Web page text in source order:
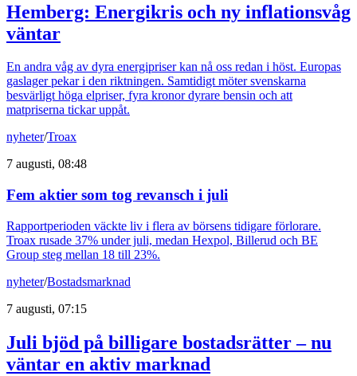
Hemberg: Energikris och ny inflationsvåg
väntar
En andra våg av dyra energipriser kan nå oss redan i höst. Europas
gaslager pekar i den riktningen. Samtidigt möter svenskarna
besvärligt höga elpriser, fyra kronor dyrare bensin och att
matpriserna tickar uppåt.
nyheter/Troax
7 augusti, 08:48
Fem aktier som tog revansch i juli
Rapportperioden väckte liv i flera av börsens tidigare förlorare.
Troax rusade 37% under juli, medan Hexpol, Billerud och BE
Group steg mellan 18 till 23%.
nyheter/Bostadsmarknad
7 augusti, 07:15
Juli bjöd på billigare bostadsrätter – nu
väntar en aktiv marknad